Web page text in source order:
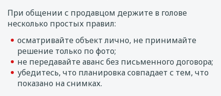
При общении с продавцом держите в голове
несколько простых правил:
осматривайте объект лично, не принимайте
решение только по фото;
не передавайте аванс без письменного договора;
убедитесь, что планировка совпадает с тем, что
показано на снимках.